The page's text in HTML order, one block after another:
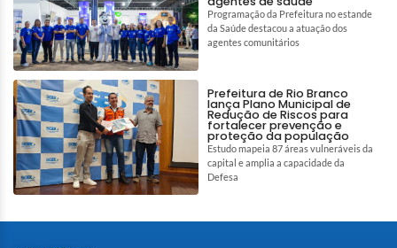
Programação da Prefeitura no estande
da Saúde destacou a atuação dos
agentes comunitários
Prefeitura de Rio Branco
lança Plano Municipal de
Redução de Riscos para
fortalecer prevenção e
proteção da população
Estudo mapeia 87 áreas vulneráveis da
capital e amplia a capacidade da
Defesa